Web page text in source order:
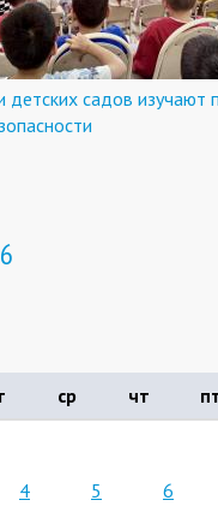
детских садов изучают
ср чт
4 5 6